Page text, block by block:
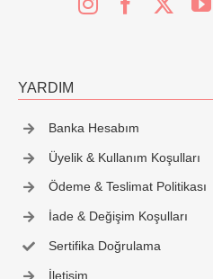
YARDIM
Banka Hesabım
Üyelik & Kullanım Koşulları
Ödeme & Teslimat Politikası
İade & Değişim Koşulları
Sertifika Doğrulama
İletişim